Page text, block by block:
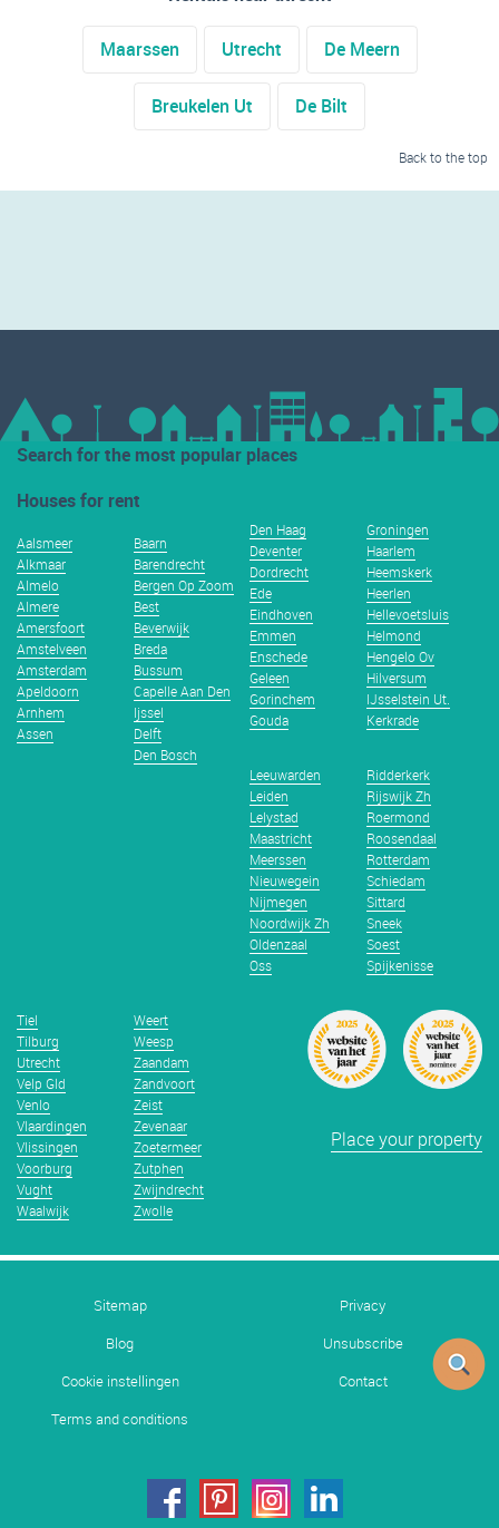
Maarssen Utrecht De Meern
Breukelen Ut De Bilt
Back to the top
Search for the most popular places
Houses for rent
Aalsmeer
Alkmaar
Almelo
Almere
Amersfoort
Amstelveen
Amsterdam
Apeldoorn
Arnhem
Assen
Baarn
Barendrecht
Bergen Op Zoom
Best
Beverwijk
Breda
Bussum
Capelle Aan Den
Ijssel
Delft
Den Bosch
Den Haag
Deventer
Dordrecht
Ede
Eindhoven
Emmen
Enschede
Geleen
Gorinchem
Gouda
Groningen
Haarlem
Heemskerk
Heerlen
Hellevoetsluis
Helmond
Hengelo Ov
Hilversum
IJsselstein Ut.
Kerkrade
Leeuwarden
Leiden
Lelystad
Maastricht
Meerssen
Nieuwegein
Nijmegen
Noordwijk Zh
Oldenzaal
Oss
Ridderkerk
Rijswijk Zh
Roermond
Roosendaal
Rotterdam
Schiedam
Sittard
Sneek
Soest
Spijkenisse
Tiel
Tilburg
Utrecht
Velp Gld
Venlo
Vlaardingen
Vlissingen
Voorburg
Vught
Waalwijk
Weert
Weesp
Zaandam
Zandvoort
Zeist
Zevenaar
Zoetermeer
Zutphen
Zwijndrecht
Zwolle
Place your property
Sitemap
Privacy
Blog
Unsubscribe
Cookie instellingen
Contact
Terms and conditions